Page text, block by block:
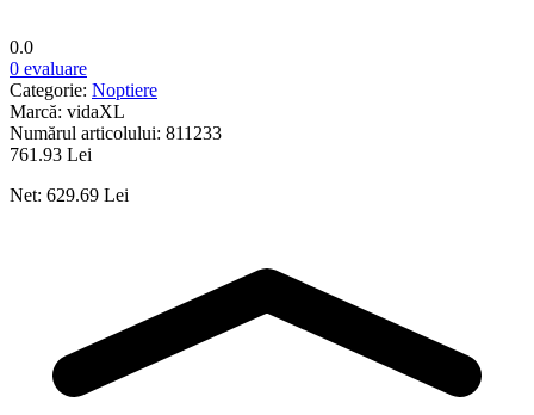
0.0
0 evaluare
Categorie: Noptiere
Marcă: vidaXL
Numărul articolului: 811233
761.93 Lei
Net: 629.69 Lei